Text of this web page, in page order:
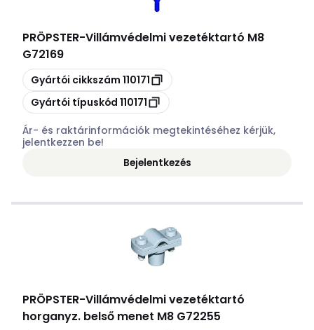
PRÖPSTER-Villámvédelmi vezetéktartó M8
G72169
Másolás
Gyártói cikkszám 110171
Másolás
Gyártói típuskód 110171
Ár- és raktárinformációk megtekintéséhez kérjük,
jelentkezzen be!
Bejelentkezés
PRÖPSTER-Villámvédelmi vezetéktartó
horganyz. belső menet M8 G72255